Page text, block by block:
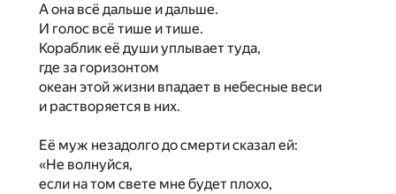
А она всё дальше и дальше.
И голос всё тише и тише.
Кораблик её души уплывает туда,
где за горизонтом
океан этой жизни впадает в небесные веси
и растворяется в них.
Её муж незадолго до смерти сказал ей:
«Не волнуйся,
если на том свете мне будет плохо,